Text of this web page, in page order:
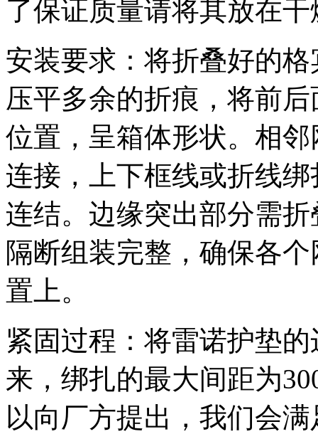
了保证质量请将其放在
安装要求：将折叠好的
压平多余的折痕，将前
位置，呈箱体形状。相
连接，上下框线或折线
连结。边缘突出部分需
隔断组装完整，确保各
置上。
紧固过程：将雷诺护垫
来，绑扎的最大间距为
以向厂方提出，我们会